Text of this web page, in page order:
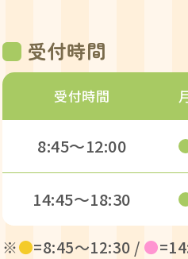
受付時間
受付時間
8:45〜12:00
14:45〜18:30
※●=8:45〜12:30 / ●